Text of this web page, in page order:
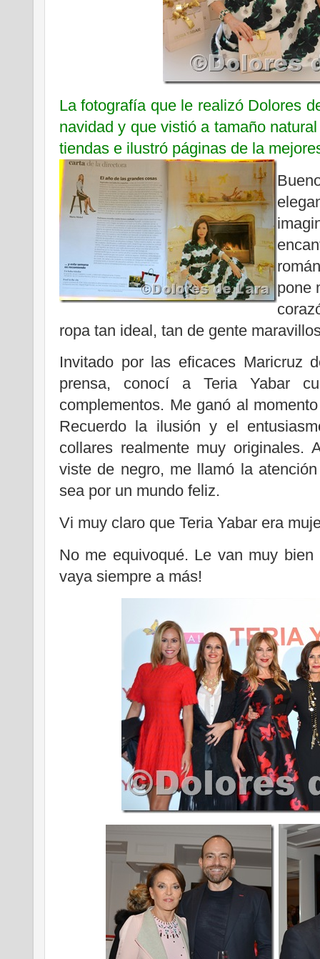
La fotografía que le realizó Dolores
navidad y que vistió a tamaño
tiendas e ilustró páginas de la
pone
ropa tan ideal, tan de gente
Invitado por las eficaces Maricruz
prensa, conocí a Teria Yabar
complementos. Me ganó al
Recuerdo la ilusión y el
collares realmente muy originales.
viste de negro, me llamó la
sea por un mundo feliz.
Vi muy claro que Teria Yabar era
No me equivoqué. Le van muy
vaya siempre a más!